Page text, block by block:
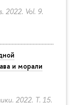
2022. Vol. 9.
и морали
2022. Т. 15.